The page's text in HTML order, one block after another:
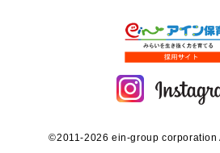
©2011-2026 ein-group corporation